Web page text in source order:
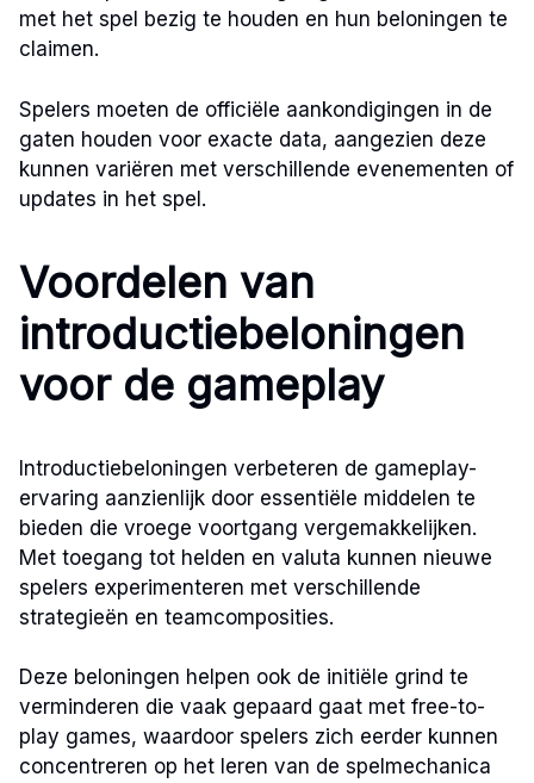
met het spel bezig te houden en hun beloningen te
claimen.
Spelers moeten de officiële aankondigingen in de
gaten houden voor exacte data, aangezien deze
kunnen variëren met verschillende evenementen of
updates in het spel.
Voordelen van
introductiebeloningen
voor de gameplay
Introductiebeloningen verbeteren de gameplay-
ervaring aanzienlijk door essentiële middelen te
bieden die vroege voortgang vergemakkelijken.
Met toegang tot helden en valuta kunnen nieuwe
spelers experimenteren met verschillende
strategieën en teamcomposities.
Deze beloningen helpen ook de initiële grind te
verminderen die vaak gepaard gaat met free-to-
play games, waardoor spelers zich eerder kunnen
concentreren op het leren van de spelmechanica